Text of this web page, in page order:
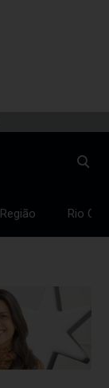
Região Rio